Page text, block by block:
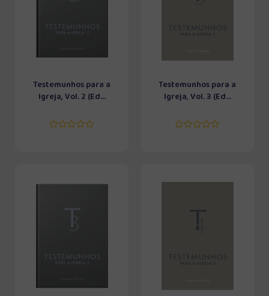
Testemunhos para a
Igreja, Vol. 2 (Ed...
Testemunhos para a
Igreja, Vol. 3 (Ed...